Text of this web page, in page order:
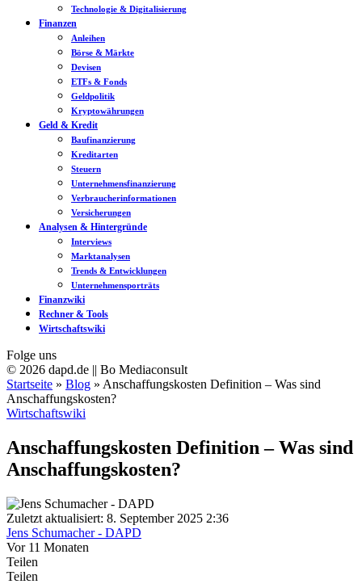
Technologie & Digitalisierung
Finanzen
Anleihen
Börse & Märkte
Devisen
ETFs & Fonds
Geldpolitik
Kryptowährungen
Geld & Kredit
Baufinanzierung
Kreditarten
Steuern
Unternehmensfinanzierung
Verbraucherinformationen
Versicherungen
Analysen & Hintergründe
Interviews
Marktanalysen
Trends & Entwicklungen
Unternehmensporträts
Finanzwiki
Rechner & Tools
Wirtschaftswiki
Folge uns
© 2026 dapd.de || Bo Mediaconsult
Startseite » Blog » Anschaffungskosten Definition – Was sind
Anschaffungskosten?
Wirtschaftswiki
Anschaffungskosten Definition – Was sind
Anschaffungskosten?
Zuletzt aktualisiert: 8. September 2025 2:36
Jens Schumacher - DAPD
Vor 11 Monaten
Teilen
Teilen